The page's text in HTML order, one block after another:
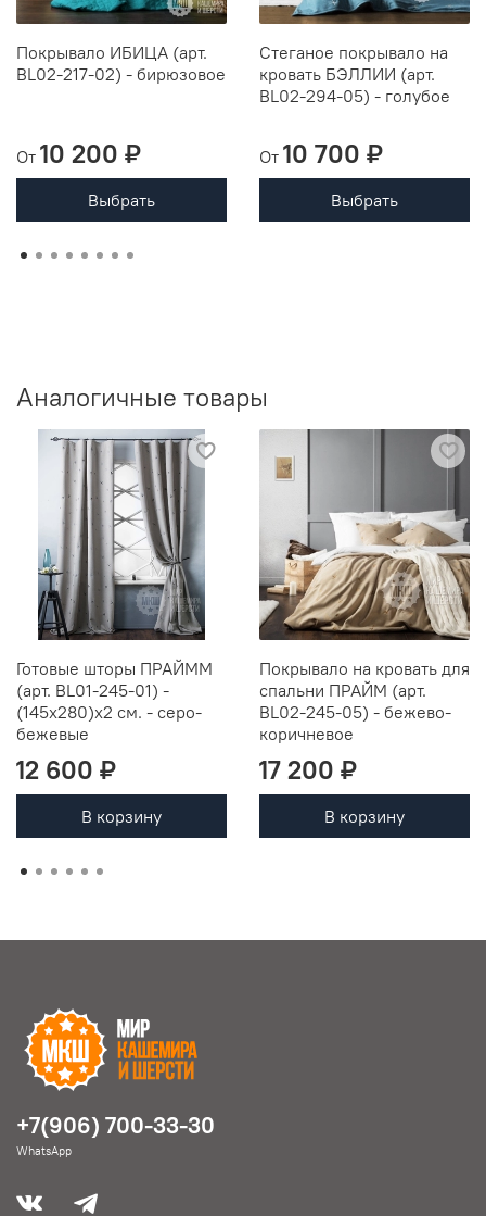
Покрывало ИБИЦА (арт.
BL02-217-02) - бирюзовое
От 10 200 ₽
Выбрать
Стеганое покрывало на
кровать БЭЛЛИИ (арт.
BL02-294-05) - голубое
От 10 700 ₽
Выбрать
Аналогичные товары
Готовые шторы ПРАЙММ
(арт. BL01-245-01) -
(145х280)х2 см. - серо-
бежевые
12 600 ₽
В корзину
Покрывало на кровать для
спальни ПРАЙМ (арт.
BL02-245-05) - бежево-
коричневое
17 200 ₽
В корзину
+7(906) 700-33-30
WhatsApp